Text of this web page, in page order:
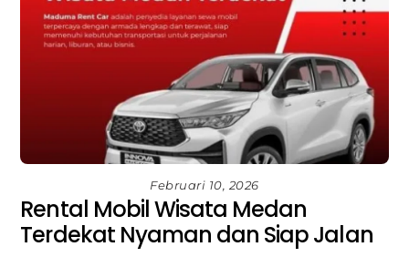
Februari 10, 2026
Rental Mobil Wisata Medan
Terdekat Nyaman dan Siap Jalan